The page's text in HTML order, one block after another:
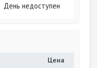
День недоступен
Цена